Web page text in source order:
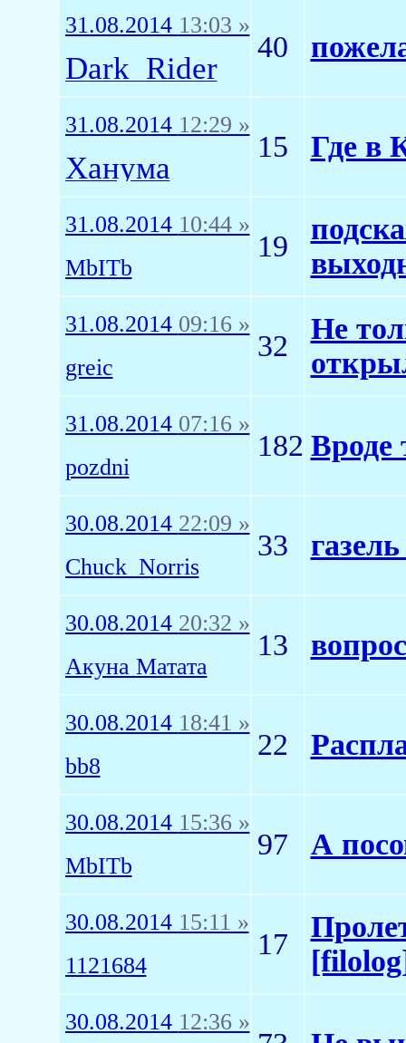
31.08.2014 13:03 »
Dark_Rider
40
31.08.2014 12:29 »
Ханума
15 Где в
31.08.2014 10:44 »
MbITb
19
31.08.2014 09:16 »
greic
32
Не
31.08.2014 07:16 »
pozdni
182 Вроде
30.08.2014 22:09 »
Chuck_Norris
33
30.08.2014 20:32 »
Акуна Матата
13
30.08.2014 18:41 »
bb8
22
30.08.2014 15:36 »
MbITb
97 А
30.08.2014 15:11 »
1121684
17
30.08.2014 12:36 »